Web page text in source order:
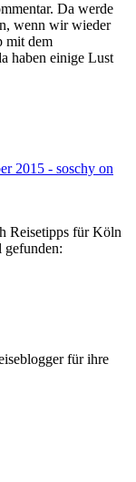
Da werde
wenn wir wieder
mit dem
haben einige Lust
2015 - soschy on
Reisetipps für Köln
gefunden:
für ihre